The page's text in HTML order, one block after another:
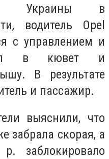
Украины в
водитель Opel
с управлением и
в кювет и
В результате
и пассажир.
выяснили, что
забрала скорая, а
заблокировало